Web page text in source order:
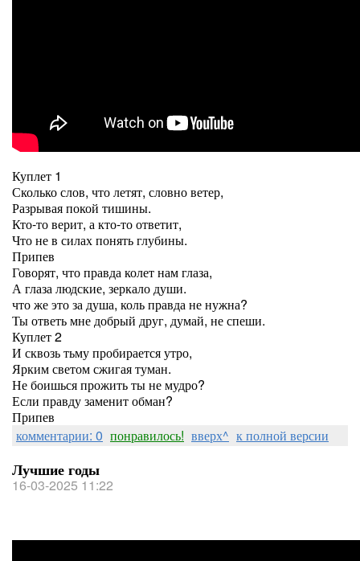
Куплет 1
Сколько слов, что летят, словно ветер,
Разрывая покой тишины.
Кто-то верит, а кто-то ответит,
Что не в силах понять глубины.
Припев
Говорят, что правда колет нам глаза,
А глаза людские, зеркало души.
что же это за душа, коль правда не нужна?
Ты ответь мне добрый друг, думай, не спеши.
Куплет 2
И сквозь тьму пробирается утро,
Ярким светом сжигая туман.
Не боишься прожить ты не мудро?
Если правду заменит обман?
Припев
комментарии: 0 понравилось! вверх^ к полной версии
Лучшие годы
16-03-2025 11:22